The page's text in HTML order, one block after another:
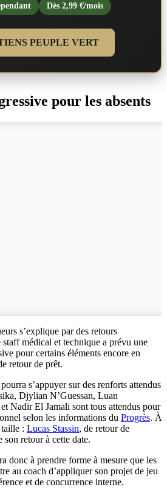
Dès 2,99 €/mois
PEUPLE VERT
pour les absents
s’explique par des retours
médical et technique a prévu une
pour certains éléments encore en
retour de prêt.
s’appuyer sur des renforts attendus
Djylian N’Guessan, Luan
Nadir El Jamali sont tous attendus pour
selon les informations du Progrès. À
: Lucas Stassin, de retour de
son retour à cette date.
donc à prendre forme à mesure que les
au coach d’appliquer son projet de jeu
et de concurrence interne.